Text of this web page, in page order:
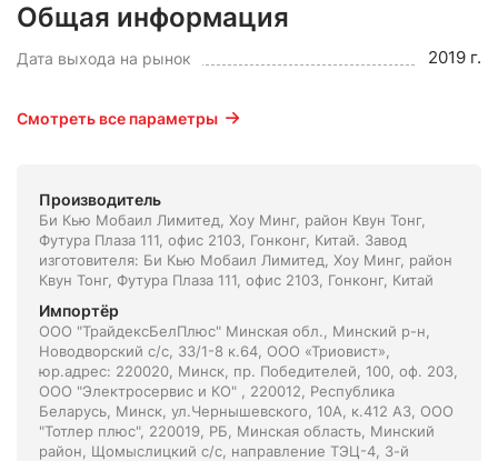
Общая информация
Дата выхода на рынок 2019 г.
Смотреть все параметры
Производитель
Би Кью Мобаил Лимитед, Хоу Минг, район Квун Тонг,
Футура Плаза 111, офис 2103, Гонконг, Китай. Завод
изготовителя: Би Кью Мобаил Лимитед, Хоу Минг, район
Квун Тонг, Футура Плаза 111, офис 2103, Гонконг, Китай
Импортёр
ООО "ТрайдексБелПлюс" Минская обл., Минский р-н,
Новодворский с/с, 33/1-8 к.64, ООО «Триовист»,
юр.адрес: 220020, Минск, пр. Победителей, 100, оф. 203,
ООО "Электросервис и КО" , 220012, Республика
Беларусь, Минск, ул.Чернышевского, 10А, к.412 АЗ, ООО
"Тотлер плюс", 220019, РБ, Минская область, Минский
район, Щомыслицкий с/с, направление ТЭЦ-4, 3-й